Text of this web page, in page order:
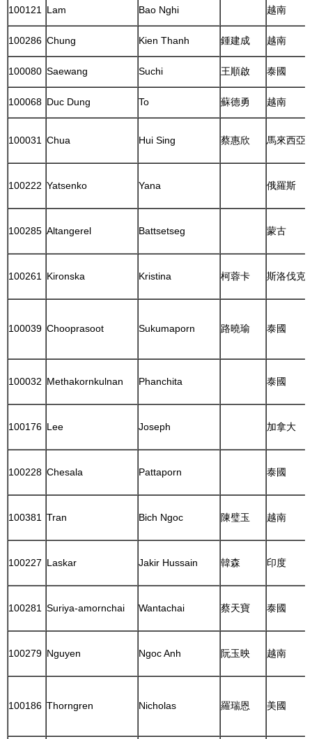
100121 Lam Bao Nghi 越南
100286 Chung Kien Thanh 鍾建成 越南
100080 Saewang Suchi 王順啟 泰國
100068 Duc Dung To 蘇德勇 越南
100031 Chua Hui Sing 蔡惠欣 馬來西亞
100222 Yatsenko Yana 俄羅斯
100285 Altangerel Battsetseg 蒙古
100261 Kironska Kristina 柯蓉卡 斯洛伐克
100039 Chooprasoot Sukumaporn 路曉瑜 泰國
100032 Methakornkulnan Phanchita 泰國
100176 Lee Joseph 加拿大
100228 Chesala Pattaporn 泰國
100381 Tran Bich Ngoc 陳璧玉 越南
100227 Laskar Jakir Hussain 韓森 印度
100281 Suriya-amornchai Wantachai 蔡天寶 泰國
100279 Nguyen Ngoc Anh 阮玉映 越南
100186 Thorngren Nicholas 羅瑞恩 美國